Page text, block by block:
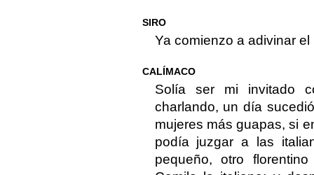
SIRO
Ya comienzo a adivinar
CALÍMACO
Solía ser mi invitado
charlando, un día
mujeres más guapas, si
podía juzgar a las
pequeño, otro